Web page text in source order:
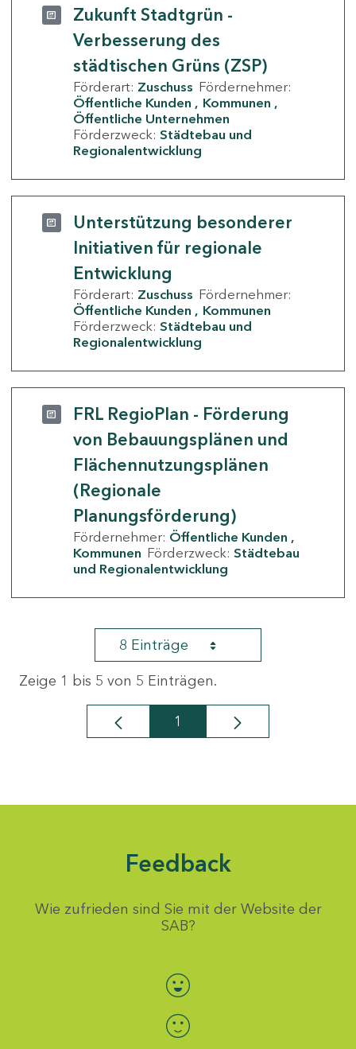
Zukunft Stadtgrün -
Verbesserung des
städtischen Grüns (ZSP)
Förderart: Zuschuss Fördernehmer:
Öffentliche Kunden
Kommunen
Öffentliche Unternehmen
Förderzweck: Städtebau und
Regionalentwicklung
Unterstützung besonderer
Initiativen für regionale
Entwicklung
Förderart: Zuschuss Fördernehmer:
Öffentliche Kunden
Kommunen
Förderzweck: Städtebau und
Regionalentwicklung
FRL RegioPlan - Förderung
von Bebauungsplänen und
Flächennutzungsplänen
(Regionale
Planungsförderung)
Fördernehmer: Öffentliche Kunden
Kommunen Förderzweck: Städtebau
und Regionalentwicklung
8 Einträge
Zeige 1 bis 5 von 5 Einträgen.
Seite
1
Feedback
Wie zufrieden sind Sie mit der Website der
SAB?
Bewertung auswählen